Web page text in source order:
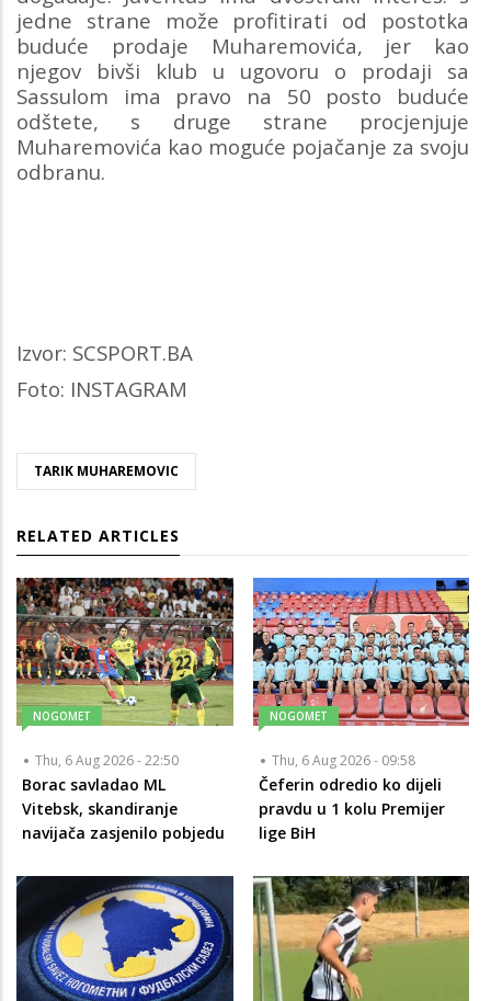
jedne strane može profitirati od postotka
buduće prodaje Muharemovića, jer kao
njegov bivši klub u ugovoru o prodaji sa
Sassulom ima pravo na 50 posto buduće
odštete, s druge strane procjenjuje
Muharemovića kao moguće pojačanje za svoju
odbranu.
Izvor: SCSPORT.BA
Foto: INSTAGRAM
TARIK MUHAREMOVIC
RELATED ARTICLES
NOGOMET
Thu, 6 Aug 2026 - 22:50
Borac savladao ML
Vitebsk, skandiranje
navijača zasjenilo pobjedu
NOGOMET
Thu, 6 Aug 2026 - 09:58
Čeferin odredio ko dijeli
pravdu u 1 kolu Premijer
lige BiH